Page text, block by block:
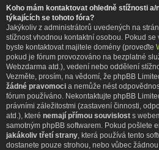
Koho mám kontaktovat ohledně stížnosti
týkajících se tohoto fóra?
Jakýkoliv z administrátorů uvedených na
stížnost vhodnou kontaktní osobou. Pokud
byste kontaktovat majitele domény (proveďte
pokud je fórum provozováno na bezplatné
Webzdarma atd.), vedení nebo oddělení
Vezměte, prosím, na vědomí, že phpBB
žádné pravomoci a nemůže nést
fórum používáno. Nekontaktujte phpBB
právními záležitostmi (zastavení činnosti,
atd.), které nemají přímou souvislost s
samotným phpBB softwarem. Pokud pošlete
jakákoliv třetí strany , která používá tento
dostanete pouze strohou, nebo vůbec